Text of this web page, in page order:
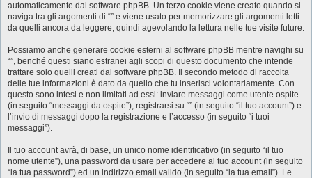
automaticamente dal software phpBB. Un terzo cookie viene creato quando si
naviga tra gli argomenti di “” e viene usato per memorizzare gli argomenti letti
da quelli ancora da leggere, quindi agevolando la lettura nelle tue visite future.
Possiamo anche generare cookie esterni al software phpBB mentre navighi su
“”, benché questi siano estranei agli scopi di questo documento che intende
trattare solo quelli creati dal software phpBB. Il secondo metodo di raccolta
delle tue informazioni è dato da quello che tu inserisci volontariamente. Con
questo sono intesi e non limitati ad essi: inviare messaggi come utente ospite
(in seguito “messaggi da ospite”), registrarsi su “” (in seguito “il tuo account”) e
l’invio di messaggi dopo la registrazione e l’accesso (in seguito “i tuoi
messaggi”).
Il tuo account avrà, di base, un unico nome identificativo (in seguito “il tuo
nome utente”), una password da usare per accedere al tuo account (in seguito
“la tua password”) ed un indirizzo email valido (in seguito “la tua email”). Le